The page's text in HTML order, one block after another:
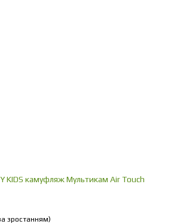
KIDS камуфляж Мультикам Air Touch
зростанням)